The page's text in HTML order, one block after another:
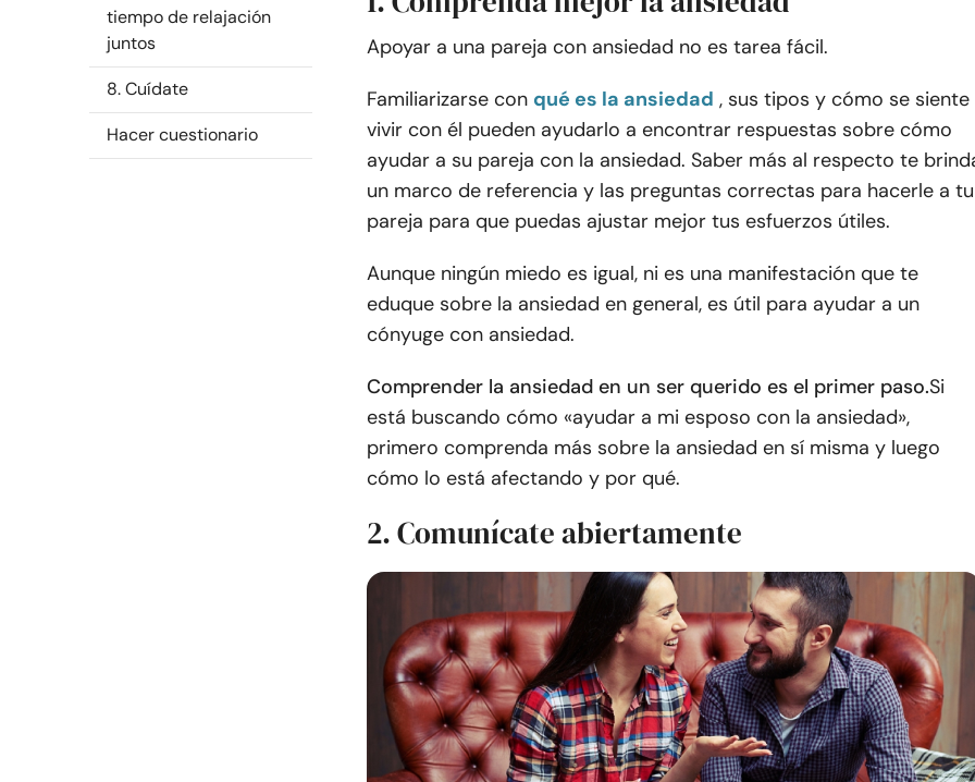
tiempo de relajación
juntos
8. Cuídate
Hacer cuestionario
Apoyar a una pareja con ansiedad no es tarea fácil.
Familiarizarse con qué es la ansiedad , sus tipos y cómo se siente
vivir con él pueden ayudarlo a encontrar respuestas sobre cómo
ayudar a su pareja con la ansiedad. Saber más al respecto te
un marco de referencia y las preguntas correctas para hacerle a tu
pareja para que puedas ajustar mejor tus esfuerzos útiles.
Aunque ningún miedo es igual, ni es una manifestación que te
eduque sobre la ansiedad en general, es útil para ayudar a un
cónyuge con ansiedad.
Comprender la ansiedad en un ser querido es el primer paso.Si
está buscando cómo «ayudar a mi esposo con la ansiedad»,
primero comprenda más sobre la ansiedad en sí misma y luego
cómo lo está afectando y por qué.
2. Comunícate abiertamente